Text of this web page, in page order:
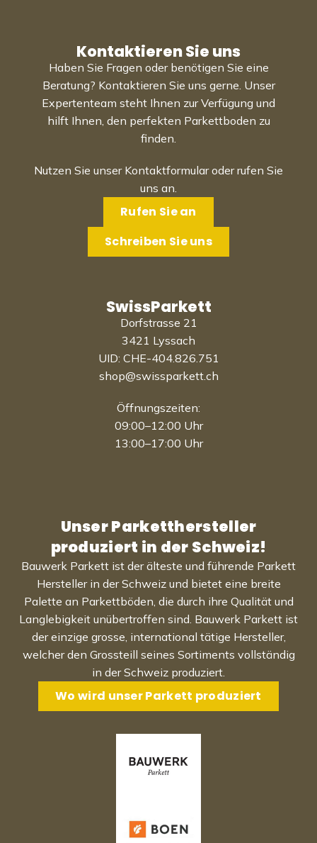
Kontaktieren Sie uns
Haben Sie Fragen oder benötigen Sie eine
Beratung? Kontaktieren Sie uns gerne. Unser
Expertenteam steht Ihnen zur Verfügung und
hilft Ihnen, den perfekten Parkettboden zu
finden.
Nutzen Sie unser Kontaktformular oder rufen Sie
uns an.
Rufen Sie an
Schreiben Sie uns
SwissParkett
Dorfstrasse 21
3421 Lyssach
UID: CHE-404.826.751
shop@swissparkett.ch
Öffnungszeiten:
09:00–12:00 Uhr
13:00–17:00 Uhr
Unser Parketthersteller
produziert in der Schweiz!
Bauwerk Parkett ist der älteste und führende Parkett
Hersteller in der Schweiz und bietet eine breite
Palette an Parkettböden, die durch ihre Qualität und
Langlebigkeit unübertroffen sind. Bauwerk Parkett ist
der einzige grosse, international tätige Hersteller,
welcher den Grossteill seines Sortiments vollständig
in der Schweiz produziert.
Wo wird unser Parkett produziert